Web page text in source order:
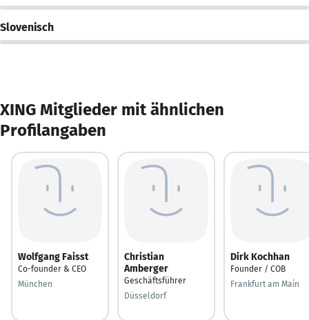
Slovenisch
XING Mitglieder mit ähnlichen
Profilangaben
Wolfgang Faisst
Co-founder & CEO
München
Christian
Amberger
Geschäftsführer
Düsseldorf
Dirk Kochhan
Founder / COB
Frankfurt am Main